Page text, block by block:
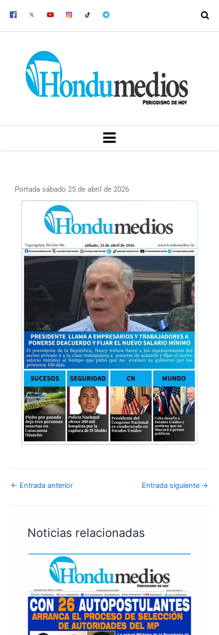
MENU
Portada sábado 25 de abril de 2026
← Entrada anterior Entrada siguiente →
Noticias relacionadas